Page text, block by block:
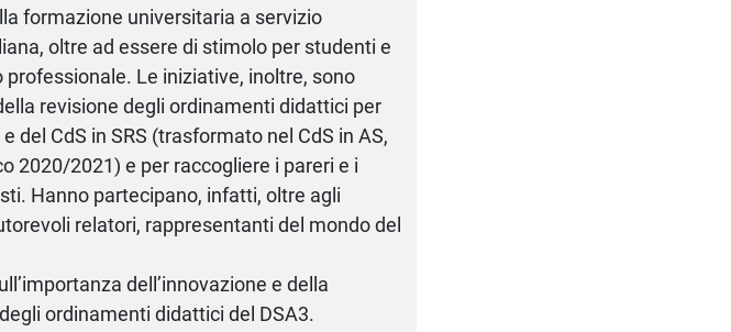
formazione universitaria a servizio
oltre ad essere di stimolo per studenti e
Le iniziative, inoltre, sono
revisione degli ordinamenti didattici per
del CdS in SRS (trasformato nel CdS in AS,
2020/2021) e per raccogliere i pareri e i
Hanno partecipano, infatti, oltre agli
relatori, rappresentanti del mondo del
dell’innovazione e della
ordinamenti didattici del DSA3.